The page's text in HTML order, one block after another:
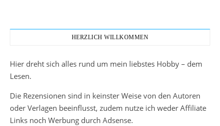
HERZLICH WILLKOMMEN
Hier dreht sich alles rund um mein liebstes Hobby – dem
Lesen.
Die Rezensionen sind in keinster Weise von den Autoren
oder Verlagen beeinflusst, zudem nutze ich weder Affiliate
Links noch Werbung durch Adsense.